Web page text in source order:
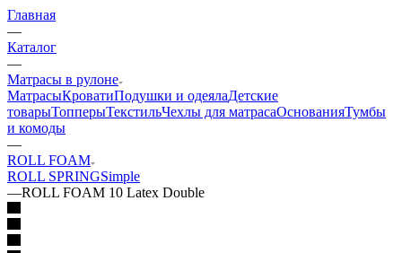
Главная
—
Каталог
—
Матрасы в рулоне
МатрасыКроватиПодушки и одеялаДетские
товарыТопперыТекстильЧехлы для матрасаОснованияТумбы
и комоды
—
ROLL FOAM
ROLL SPRINGSimple
—ROLL FOAM 10 Latex Double